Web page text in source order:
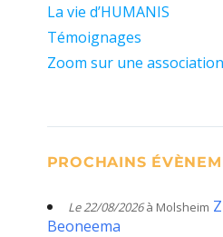
La vie d’HUMANIS
Témoignages
Zoom sur une association
PROCHAINS
Le 22/08/2026à Molsheim
Beoneema